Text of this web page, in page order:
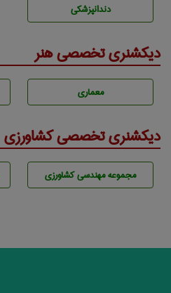
دندانپزشكی
دیکشنری تخصصی هنر
معماری
دیکشنری تخصصی کشاورزی
مجموعه مهندسی كشاورزی